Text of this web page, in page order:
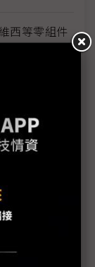
西等零組件
與HVDC